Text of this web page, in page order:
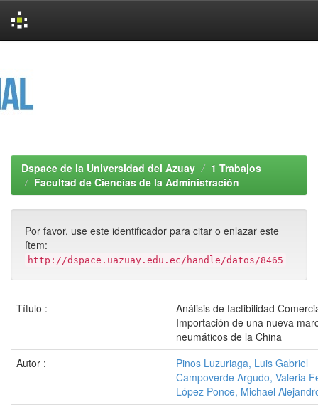
Dspace de la Universidad del Azuay
1 Trabajos
Facultad de Ciencias de la Administración
Por favor, use este identificador para citar o enlazar este
ítem:
http://dspace.uazuay.edu.ec/handle/datos/8465
Título :
Análisis de factibilidad
Importación de una nueva
neumáticos de la China
Autor :
Pinos Luzuriaga, Luis Gabriel
Campoverde Argudo, Valeria
López Ponce, Michael